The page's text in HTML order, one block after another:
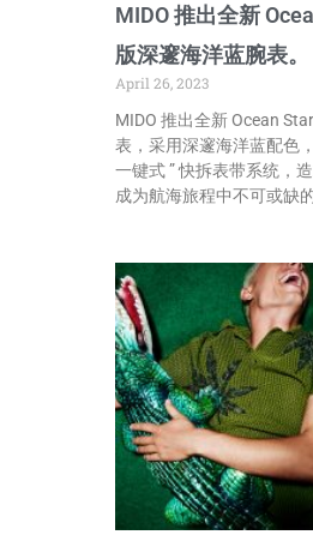
MIDO 推出全新
版深邃海洋蓝腕表。
April 26, 2023
MIDO 推出全新 Ocean
表，采用深邃海洋蓝配色
一键式 ” 快拆表带系统，
成为航海旅程中不可或缺